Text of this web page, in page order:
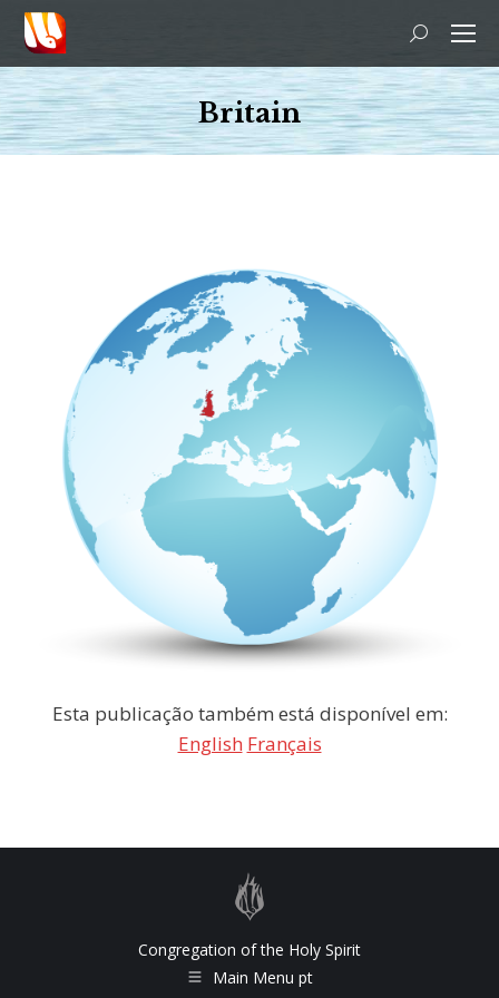
Search:
Britain
You are here:
Esta publicação também está disponível em:
English Français
Congregation of the Holy Spirit
Main Menu pt